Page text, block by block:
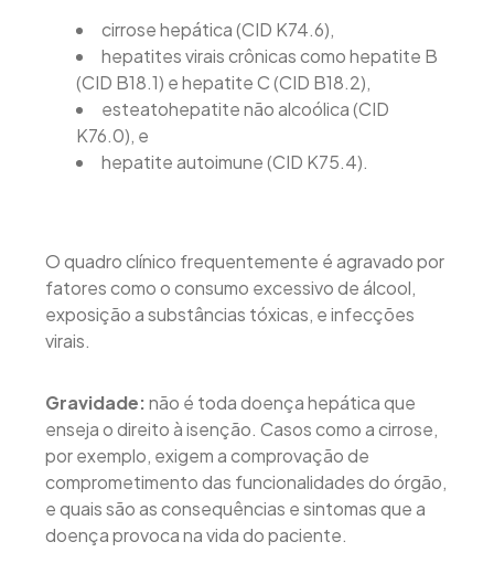
cirrose hepática (CID K74.6),
hepatites virais crônicas como hepatite B
(CID B18.1) e hepatite C (CID B18.2),
esteatohepatite não alcoólica (CID
K76.0), e
hepatite autoimune (CID K75.4).
O quadro clínico frequentemente é agravado por
fatores como o consumo excessivo de álcool,
exposição a substâncias tóxicas, e infecções
virais.
Gravidade:não é toda doença hepática que
enseja o direito à isenção. Casos como a cirrose,
por exemplo, exigem a comprovação de
comprometimento das funcionalidades do órgão,
e quais são as consequências e sintomas que a
doença provoca na vida do paciente.